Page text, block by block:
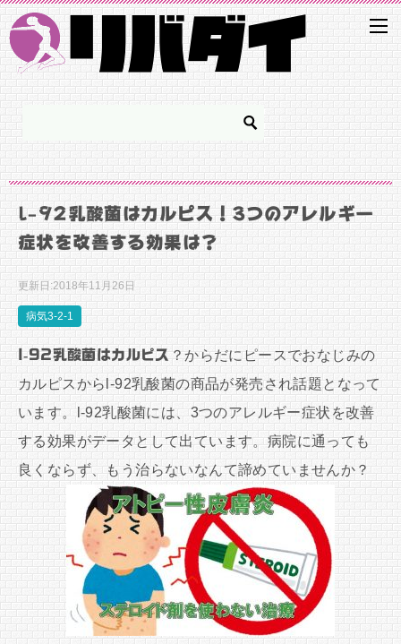
l-92乳酸菌はカルピス！3つのアレルギー
症状を改善する効果は？
更新日:2018年11月26日
病気3-2-1
l-92乳酸菌はカルピス ？からだにピースでおなじみの
カルピスからl-92乳酸菌の商品が発売され話題となって
います。l-92乳酸菌には、3つのアレルギー症状を改善
する効果がデータとして出ています。病院に通っても
良くならず、もう治らないなんて諦めていませんか？